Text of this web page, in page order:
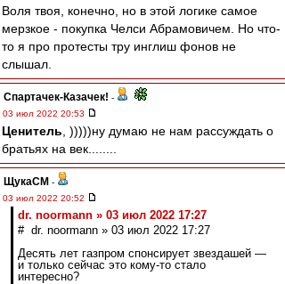
Воля твоя, конечно, но в этой логике самое
мерзкое - покупка Челси Абрамовичем. Но что-
то я про протесты тру инглиш фонов не
слышал.
Спартачек-Казачек! -
03 июл 2022 20:53
Ценитель , )))))ну думаю не нам рассуждать о
братьях на век........
ЩукаСМ -
03 июл 2022 20:52
dr. noormann » 03 июл 2022 17:27
# dr. noormann » 03 июл 2022 17:27
Десять лет газпром спонсирует звездашей —
и только сейчас это кому-то стало
интересно?